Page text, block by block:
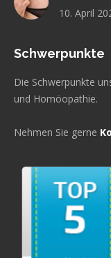
10. April
Schwerpunkte
Die Schwerpunkte
und Homöopathie.
Nehmen Sie gerne